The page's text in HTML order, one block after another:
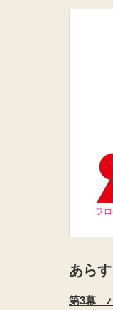
あらす
第3幕